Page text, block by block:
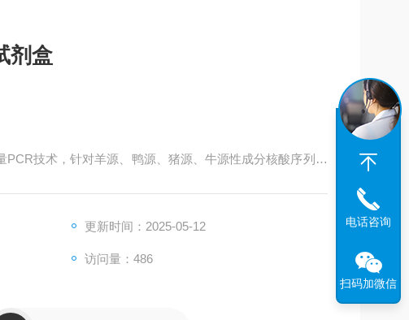
剂盒
技术，针对羊源、鸭源、猪源、牛源性成分核酸序列设
更新时间：2025-05-12
访问量：486
电话咨询
扫码加微信